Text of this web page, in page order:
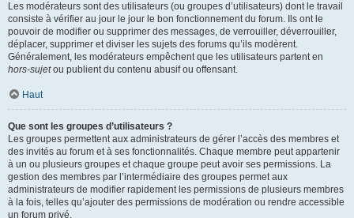
Les modérateurs sont des utilisateurs (ou groupes d’utilisateurs) dont le travail
consiste à vérifier au jour le jour le bon fonctionnement du forum. Ils ont le
pouvoir de modifier ou supprimer des messages, de verrouiller, déverrouiller,
déplacer, supprimer et diviser les sujets des forums qu’ils modèrent.
Généralement, les modérateurs empêchent que les utilisateurs partent en
hors-sujetou publient du contenu abusif ou offensant.
Haut
Que sont les groupes d’utilisateurs ?
Les groupes permettent aux administrateurs de gérer l’accès des membres et
des invités au forum et à ses fonctionnalités. Chaque membre peut appartenir
à un ou plusieurs groupes et chaque groupe peut avoir ses permissions. La
gestion des membres par l’intermédiaire des groupes permet aux
administrateurs de modifier rapidement les permissions de plusieurs membres
à la fois, telles qu’ajouter des permissions de modération ou rendre accessible
un forum privé.